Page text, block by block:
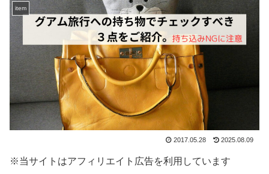
item
2017.05.28 2025.08.09
※当サイトはアフィリエイト広告を利用しています